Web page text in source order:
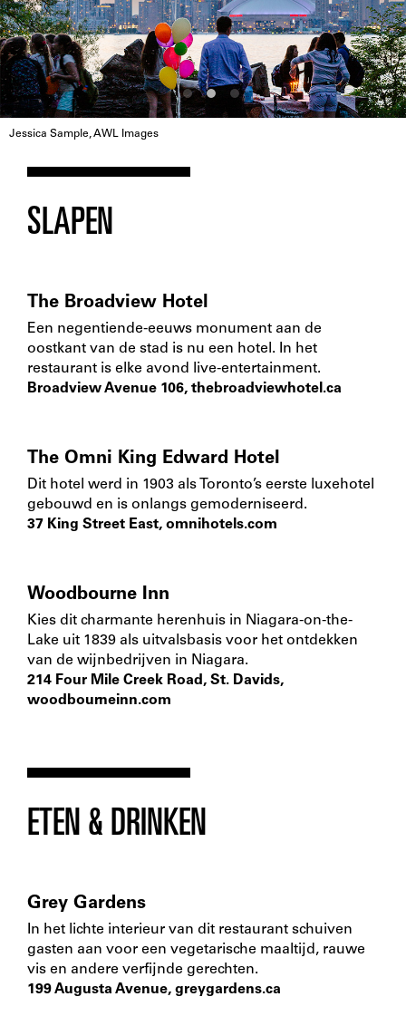
Jessica Sample, AWL Images
SLAPEN
The Broadview Hotel
Een negentiende-eeuws monument aan de
oostkant van de stad is nu een hotel. In het
restaurant is elke avond live-entertainment.
Broadview Avenue 106, thebroadviewhotel.ca
The Omni King Edward Hotel
Dit hotel werd in 1903 als Toronto’s eerste luxehotel
gebouwd en is onlangs gemoderniseerd.
37 King Street East, omnihotels.com
Woodbourne Inn
Kies dit charmante herenhuis in Niagara-on-the-
Lake uit 1839 als uitvalsbasis voor het ontdekken
van de wijnbedrijven in Niagara.
214 Four Mile Creek Road, St. Davids,
woodbourneinn.com
ETEN & DRINKEN
Grey Gardens
In het lichte interieur van dit restaurant schuiven
gasten aan voor een vegetarische maaltijd, rauwe
vis en andere verfijnde gerechten.
199 Augusta Avenue, greygardens.ca